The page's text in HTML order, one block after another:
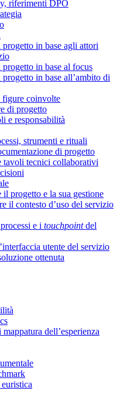
riferimenti DPO
in base agli attori
in base al focus
in base all’ambito di
figure coinvolte
di progetto
e responsabilità
strumenti e rituali
di progetto
tavoli tecnici collaborativi
progetto e la sua gestione
il contesto d’uso del servizio
e i touchpointdel
utente del servizio
ottenuta
dell’esperienza